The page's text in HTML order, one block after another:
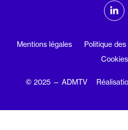
ADMTV sur les réseaux sociaux
Mentions légales
Politique
Cookies
© 2025 — ADMTV